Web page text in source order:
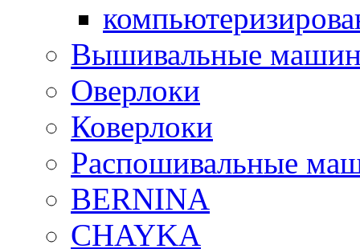
Вышивальные
Оверлоки
Коверлоки
Распошивальные
BERNINA
CHAYKA